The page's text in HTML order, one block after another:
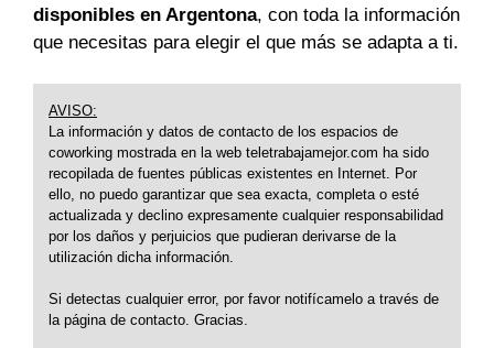
disponibles en Argentona, con toda la información
que necesitas para elegir el que más se adapta a ti.
AVISO:
La información y datos de contacto de los espacios de
coworking mostrada en la web teletrabajamejor.com ha sido
recopilada de fuentes públicas existentes en Internet. Por
ello, no puedo garantizar que sea exacta, completa o esté
actualizada y declino expresamente cualquier responsabilidad
por los daños y perjuicios que pudieran derivarse de la
utilización dicha información.
Si detectas cualquier error, por favor notifícamelo a través de
la página de contacto. Gracias.